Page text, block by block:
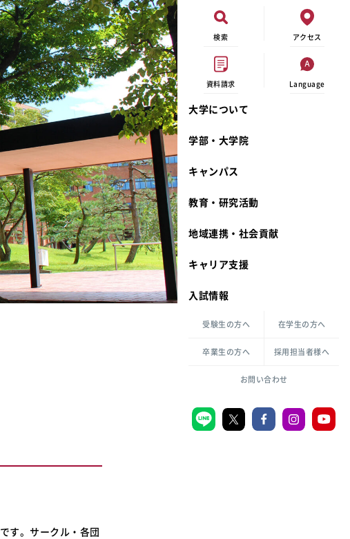
検索 アクセス
資料請求 Language
大学について
宮城学院 校歌
礼拝堂
カリキュラム・ポリシー
倫理憲章
ハラスメントの防止
共生のための多様性宣言
学部・大学院
生活文化デザイン学科
一般教育課程
キャンパス
奨学金
大学祭
キャンパスメンバーズ
教職センター
学芸員課程
図書館司書課程
教育・研究活動動物実験に関する情報公開
教員一覧
大学刊行物
地域連携・社会貢献
カリキュラム・入室方法
キャリア支援
入試情報
出張講義
大学見学
相談フォーム
資料請求
受験生の方へ 在学生の方へ
卒業生の方へ 採用担当者様へ
お問い合わせ
す。サークル・各団